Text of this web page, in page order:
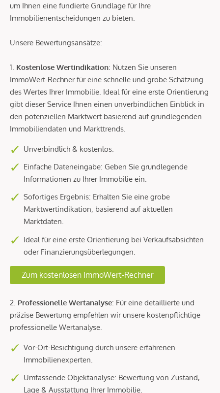
um Ihnen eine fundierte Grundlage für Ihre
Immobilienentscheidungen zu bieten.
Unsere Bewertungsansätze:
1. Kostenlose Wertindikation: Nutzen Sie unseren
ImmoWert-Rechner für eine schnelle und grobe Schätzung
des Wertes Ihrer Immobilie. Ideal für eine erste Orientierung
gibt dieser Service Ihnen einen unverbindlichen Einblick in
den potenziellen Marktwert basierend auf grundlegenden
Immobiliendaten und Markttrends.
Unverbindlich & kostenlos.
Einfache Dateneingabe: Geben Sie grundlegende
Informationen zu Ihrer Immobilie ein.
Sofortiges Ergebnis: Erhalten Sie eine grobe
Marktwertindikation, basierend auf aktuellen
Marktdaten.
Ideal für eine erste Orientierung bei Verkaufsabsichten
oder Finanzierungsüberlegungen.
Zum kostenlosen ImmoWert-Rechner
2. Professionelle Wertanalyse: Für eine detaillierte und
präzise Bewertung empfehlen wir unsere kostenpflichtige
professionelle Wertanalyse.
Vor-Ort-Besichtigung durch unsere erfahrenen
Immobilienexperten.
Umfassende Objektanalyse: Bewertung von Zustand,
Lage & Ausstattung Ihrer Immobilie.